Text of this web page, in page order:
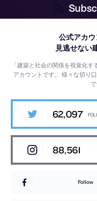
公式アカウ
見逃せない
「建築と社会の関係を視覚化
アカウントです。様々な切り
62,097
88,561
Follow